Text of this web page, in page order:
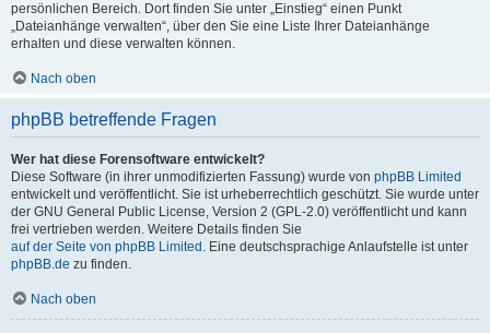
persönlichen Bereich. Dort finden Sie unter „Einstieg“ einen Punkt
„Dateianhänge verwalten“, über den Sie eine Liste Ihrer Dateianhänge
erhalten und diese verwalten können.
Nach oben
phpBB betreffende Fragen
Wer hat diese Forensoftware entwickelt?
Diese Software (in ihrer unmodifizierten Fassung) wurde von phpBB Limited
entwickelt und veröffentlicht. Sie ist urheberrechtlich geschützt. Sie wurde unter
der GNU General Public License, Version 2 (GPL-2.0) veröffentlicht und kann
frei vertrieben werden. Weitere Details finden Sie
auf der Seite von phpBB Limited . Eine deutschsprachige Anlaufstelle ist unter
phpBB.de zu finden.
Nach oben